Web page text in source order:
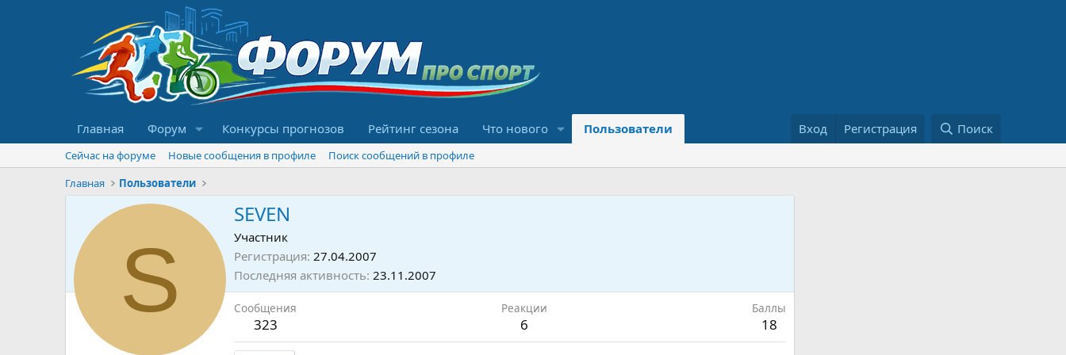
Главная Форум Конкурсы прогнозов Рейтинг сезона Что нового Пользователи Вход Регистрация Поиск
Сейчас на форуме Новые сообщения в профиле
Поиск сообщений в профиле
Главная
Пользователи
S
SEVEN
Участник
Регистрация 27.04.2007
Последняя активность 23.11.2007
Сообщения
323
Реакции
6
Баллы
18